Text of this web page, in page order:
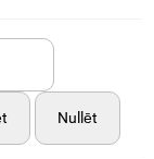
Nullēt